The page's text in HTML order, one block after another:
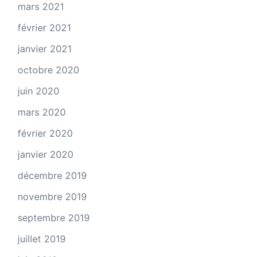
mars 2021
février 2021
janvier 2021
octobre 2020
juin 2020
mars 2020
février 2020
janvier 2020
décembre 2019
novembre 2019
septembre 2019
juillet 2019